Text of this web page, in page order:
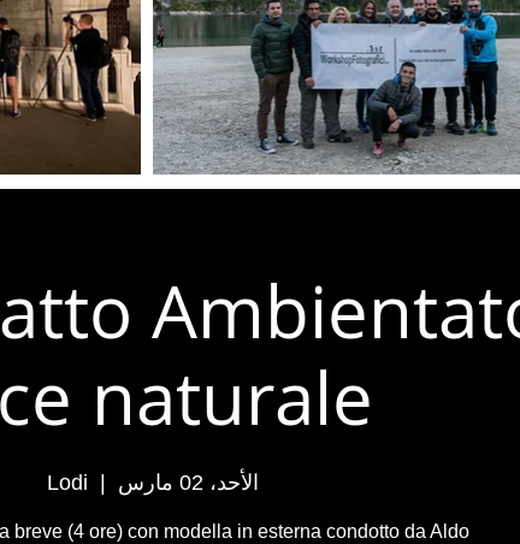
naturale
الأحد، 02 مارس Lodi
breve (4 ore) con modella in esterna condotto da Aldo